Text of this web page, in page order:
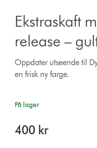
Ekstraskaft
release –
Oppdater utseende til
en frisk ny farge.
På lager
400 kr